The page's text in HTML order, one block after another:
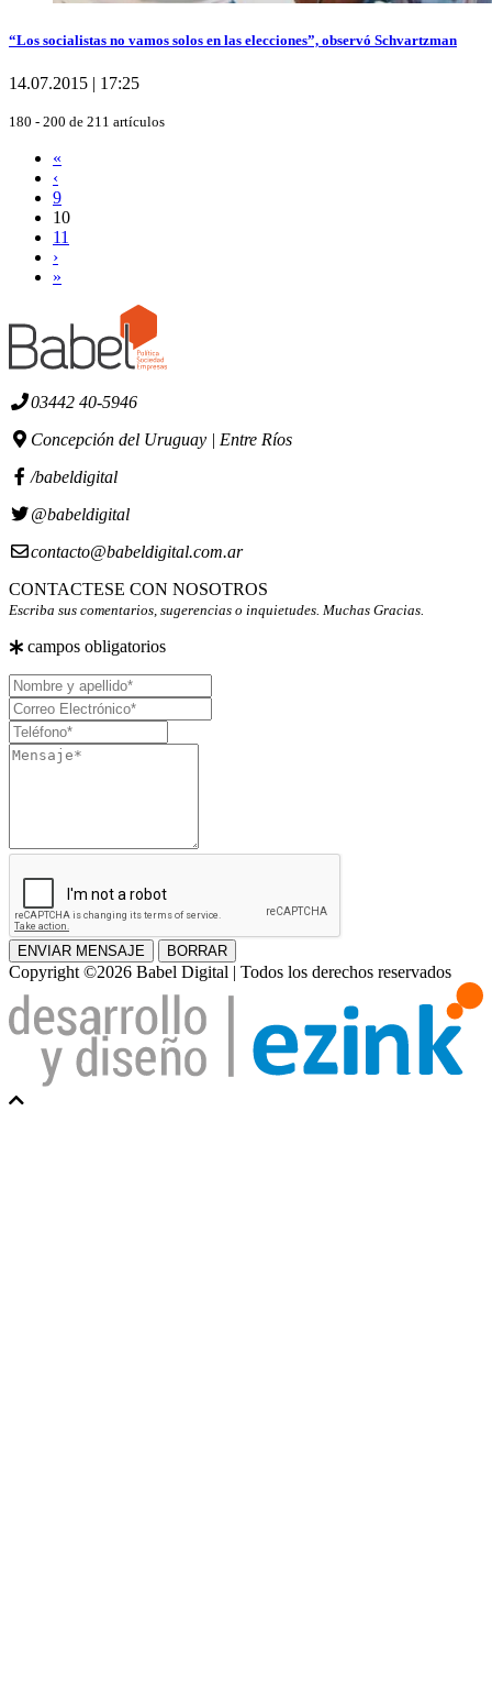
“Los socialistas no vamos solos en las elecciones”, observó Schvartzman
14.07.2015 | 17:25
180 - 200 de 211 artículos
«
‹
9
10
11
›
»
03442 40-5946
Concepción del Uruguay | Entre Ríos
/babeldigital
@babeldigital
contacto@babeldigital.com.ar
CONTACTESE CON NOSOTROS
Escriba sus comentarios, sugerencias o inquietudes. Muchas Gracias.
campos obligatorios
Nombre
y
apellido
Correo
Electrónico
Teléfono
Mensaje
ENVIAR MENSAJE BORRAR
Copyright ©2026 Babel Digital | Todos los derechos reservados